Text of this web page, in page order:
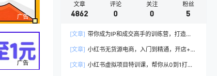
广告
广告
文章
4862
评论
0
关注
0
粉丝
5
[文章] 带你成为IP和成交高手的训练营，打造
[文章] 小红书无货源电商，入门到精通，开店+选
[文章] 小红书虚拟项目特训课，帮你从0到1打造